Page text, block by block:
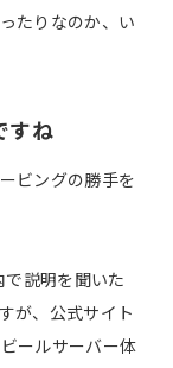
たりなのか、い
すね
ビングの勝手を
説明を聞いた
が、公式サイト
ールサーバー体